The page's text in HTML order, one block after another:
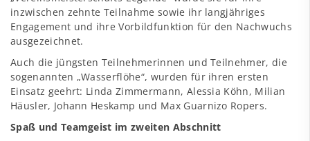
inzwischen zehnte Teilnahme sowie ihr langjähriges
Engagement und ihre Vorbildfunktion für den Nachwuchs
ausgezeichnet.
Auch die jüngsten Teilnehmerinnen und Teilnehmer, die
sogenannten „Wasserflöhe“, wurden für ihren ersten
Einsatz geehrt: Linda Zimmermann, Alessia Köhn, Milian
Häusler, Johann Heskamp und Max Guarnizo Ropers.
Spaß und Teamgeist im zweiten Abschnitt